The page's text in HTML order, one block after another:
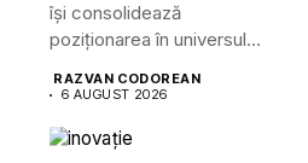
își consolidează
poziționarea în universul
RAZVAN CODOREAN
6 AUGUST 2026